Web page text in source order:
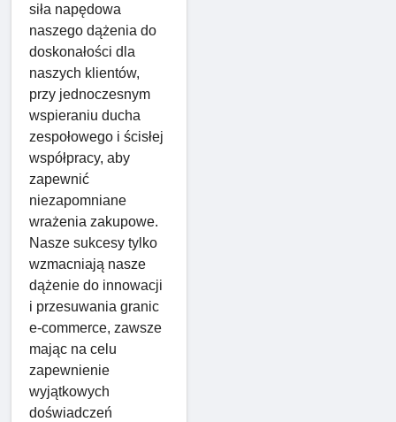
siła napędowa
naszego dążenia do
doskonałości dla
naszych klientów,
przy jednoczesnym
wspieraniu ducha
zespołowego i ścisłej
współpracy, aby
zapewnić
niezapomniane
wrażenia zakupowe.
Nasze sukcesy tylko
wzmacniają nasze
dążenie do innowacji
i przesuwania granic
e-commerce, zawsze
mając na celu
zapewnienie
wyjątkowych
doświadczeń